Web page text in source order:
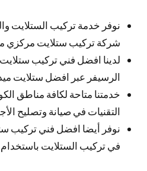
نوفر خدمة تركيب الستلايت
شركة تركيب ستلايت مركزي
لدينا افضل فني تركيب
الرسيفر عبر افضل ستلايت
خدمتنا متاحة لكافة مناطق
التقنيات في صيانة وتصليح
نوفر أيضا افضل فني تركيب
في تركيب الستلايت